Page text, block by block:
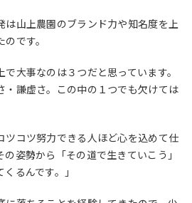
は山上農園のブランド力や知名度を上
です。
で大事なのは３つだと思っています。
・謙虚さ。この中の１つでも欠けては
ツコツ努力できる人ほど心を込めて仕
姿勢から「その道で生きていこう」
るんです。」